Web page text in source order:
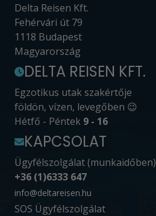
Delta Reisen Kft.
Fehérvári út 79
1118 Budapest
Magyarország
DELTA REISEN KFT.
Egzotikus utak szakértője
földön, vízen, levegőben 😉
Hétfő - Péntek 9 - 16
KAPCSOLAT
Ügyfélszolgálat (munkaidőben)
+36 (1)6333 647
info@deltareisen.hu
SOS Ügyfélszolgálat